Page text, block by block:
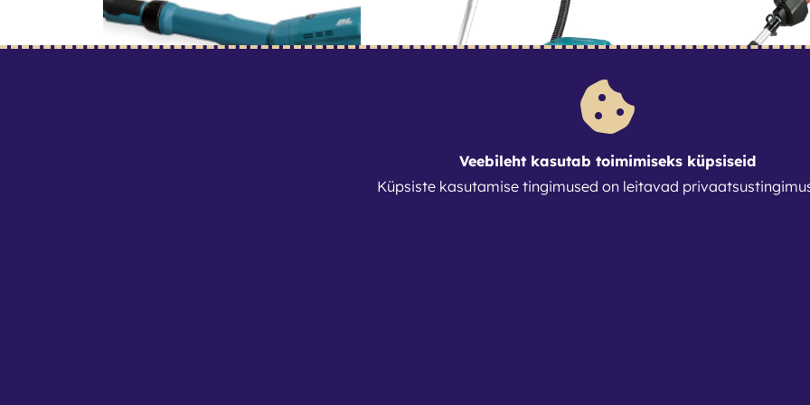
Makita DVC151L akutoitel tööstuslik tolmuimeja 36V
23€ 20€
Veebileht kasutab toimimiseks küpsiseid
Küpsiste kasutamise tingimused on leitavad